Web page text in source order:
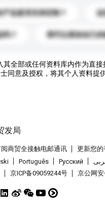
产品是否支持定制？
？ 我可以添加自己的
全部或任何资料库内作为直
意及授权，将其个人资料提
阅商贸全接触电邮通讯 更新您
Português Pусский
京ICP备09059244号 京公网